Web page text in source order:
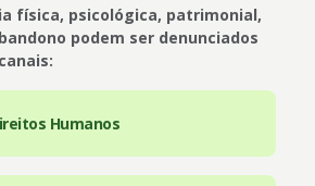
física, psicológica, patrimonial,
podem ser denunciados
Humanos